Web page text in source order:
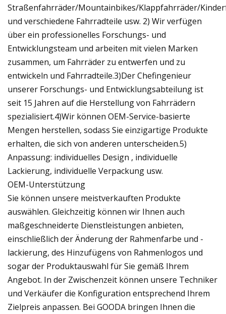
Straßenfahrräder/Mountainbikes/Klappfahrräder/
und verschiedene Fahrradteile usw. 2) Wir verfügen
über ein professionelles Forschungs- und
Entwicklungsteam und arbeiten mit vielen Marken
zusammen, um Fahrräder zu entwerfen und zu
entwickeln und Fahrradteile.3)Der Chefingenieur
unserer Forschungs- und Entwicklungsabteilung ist
seit 15 Jahren auf die Herstellung von Fahrrädern
spezialisiert.4)Wir können OEM-Service-basierte
Mengen herstellen, sodass Sie einzigartige Produkte
erhalten, die sich von anderen unterscheiden.5)
Anpassung: individuelles Design , individuelle
Lackierung, individuelle Verpackung usw.
OEM-Unterstützung
Sie können unsere meistverkauften Produkte
auswählen. Gleichzeitig können wir Ihnen auch
maßgeschneiderte Dienstleistungen anbieten,
einschließlich der Änderung der Rahmenfarbe und -
lackierung, des Hinzufügens von Rahmenlogos und
sogar der Produktauswahl für Sie gemäß Ihrem
Angebot. In der Zwischenzeit können unsere Techniker
und Verkäufer die Konfiguration entsprechend Ihrem
Zielpreis anpassen. Bei GOODA bringen Ihnen die